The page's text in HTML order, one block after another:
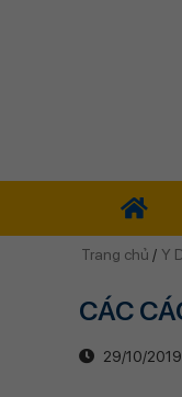
Trang chủ / Y
CÁC
29/10/2019